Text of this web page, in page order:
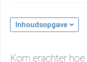
Inhoudsopgave
Kom erachter